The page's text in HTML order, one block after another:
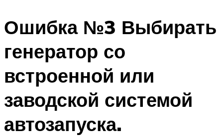
Ошибка №3 Выбирать
генератор со
встроенной или
заводской системой
автозапуска.